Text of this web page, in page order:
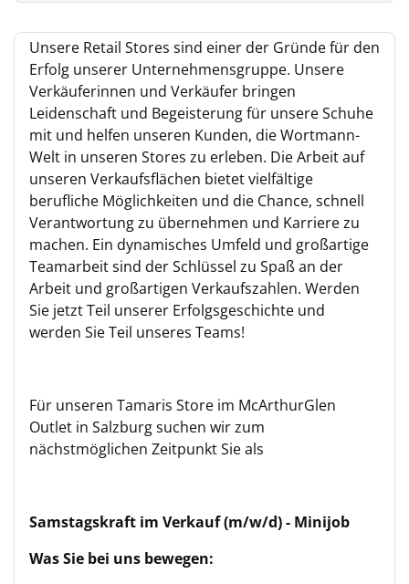
Unsere Retail Stores sind einer der Gründe für den
Erfolg unserer Unternehmensgruppe. Unsere
Verkäuferinnen und Verkäufer bringen
Leidenschaft und Begeisterung für unsere Schuhe
mit und helfen unseren Kunden, die Wortmann-
Welt in unseren Stores zu erleben. Die Arbeit auf
unseren Verkaufsflächen bietet vielfältige
berufliche Möglichkeiten und die Chance, schnell
Verantwortung zu übernehmen und Karriere zu
machen. Ein dynamisches Umfeld und großartige
Teamarbeit sind der Schlüssel zu Spaß an der
Arbeit und großartigen Verkaufszahlen. Werden
Sie jetzt Teil unserer Erfolgsgeschichte und
werden Sie Teil unseres Teams!
Für unseren Tamaris Store im McArthurGlen
Outlet in Salzburg suchen wir zum
nächstmöglichen Zeitpunkt Sie als
Samstagskraft im Verkauf (m/w/d) - Minijob
Was Sie bei uns bewegen: